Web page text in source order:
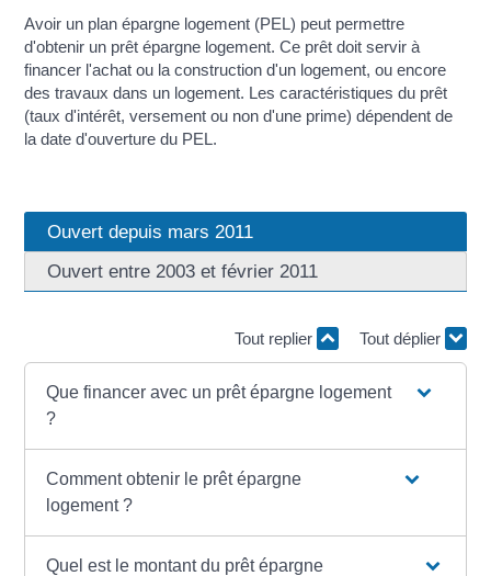
Avoir un plan épargne logement (PEL) peut permettre
d'obtenir un prêt épargne logement. Ce prêt doit servir à
financer l'achat ou la construction d'un logement, ou encore
des travaux dans un logement. Les caractéristiques du prêt
(taux d'intérêt, versement ou non d'une prime) dépendent de
la date d'ouverture du PEL.
Ouvert depuis mars 2011
Ouvert entre 2003 et février 2011
Tout replier Tout déplier
Que financer avec un prêt épargne logement
?
Comment obtenir le prêt épargne
logement ?
Quel est le montant du prêt épargne